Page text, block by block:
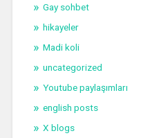
Gay sohbet
hikayeler
Madi koli
uncategorized
Youtube paylaşımları
english posts
X blogs